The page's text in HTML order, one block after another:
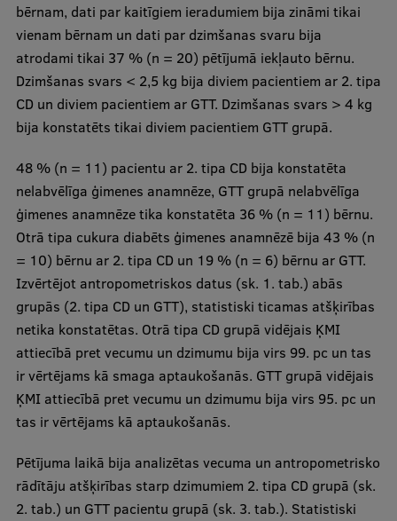
bērnam, dati par kaitīgiem ieradumiem bija zināmi tikai
vienam bērnam un dati par dzimšanas svaru bija
atrodami tikai 37 % (n = 20) pētījumā iekļauto bērnu.
Dzimšanas svars < 2,5 kg bija diviem pacientiem ar 2. tipa
CD un diviem pacientiem ar GTT. Dzimšanas svars > 4 kg
bija konstatēts tikai diviem pacientiem GTT grupā.
48 % (n = 11) pacientu ar 2. tipa CD bija konstatēta
nelabvēlīga ģimenes anamnēze, GTT grupā nelabvēlīga
ģimenes anamnēze tika konstatēta 36 % (n = 11) bērnu.
Otrā tipa cukura diabēts ģimenes anamnēzē bija 43 % (n
= 10) bērnu ar 2. tipa CD un 19 % (n = 6) bērnu ar GTT.
Izvērtējot antropometriskos datus (sk. 1. tab.) abās
grupās (2. tipa CD un GTT), statistiski ticamas atšķirības
netika konstatētas. Otrā tipa CD grupā vidējais ĶMI
attiecībā pret vecumu un dzimumu bija virs 99. pc un tas
ir vērtējams kā smaga aptaukošanās. GTT grupā vidējais
ĶMI attiecībā pret vecumu un dzimumu bija virs 95. pc un
tas ir vērtējams kā aptaukošanās.
Pētījuma laikā bija analizētas vecuma un antropometrisko
rādītāju atšķirības starp dzimumiem 2. tipa CD grupā (sk.
2. tab.) un GTT pacientu grupā (sk. 3. tab.). Statistiski